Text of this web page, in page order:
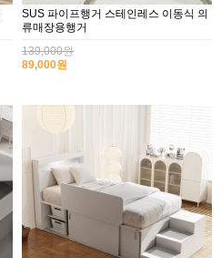
SUS 파이프행거 스테인레스 이동식 의
류매장용행거
139,000원
89,000원